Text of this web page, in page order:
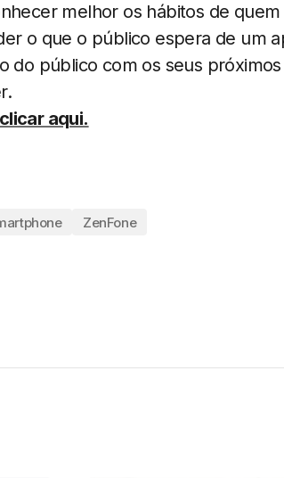
melhor os hábitos de
o que o público espera de um
do público com os seus
clicar aqui.
ZenFone